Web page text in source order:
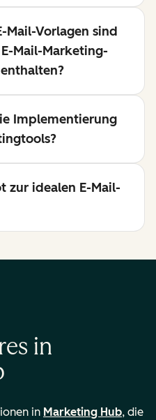
Mail-Vorlagen sind
Mail-Marketing-
Implementierung
zur idealen E-Mail-
in
in Marketing Hub, die